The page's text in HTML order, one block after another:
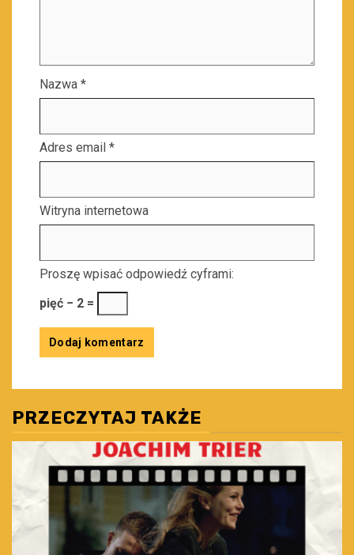
Nazwa *
Adres email *
Witryna internetowa
Proszę wpisać odpowiedź cyframi:
pięć − 2 =
PRZECZYTAJ TAKŻE